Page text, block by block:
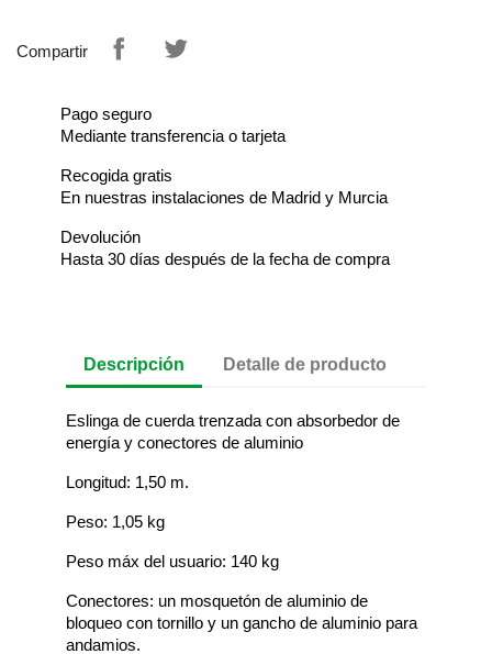
Compartir
Pago seguro
Mediante transferencia o tarjeta
Recogida gratis
En nuestras instalaciones de Madrid y Murcia
Devolución
Hasta 30 días después de la fecha de compra
Descripción Detalle de producto
Eslinga de cuerda trenzada con absorbedor de
energía y conectores de aluminio
Longitud: 1,50 m.
Peso: 1,05 kg
Peso máx del usuario: 140 kg
Conectores: un mosquetón de aluminio de
bloqueo con tornillo y un gancho de aluminio para
andamios.